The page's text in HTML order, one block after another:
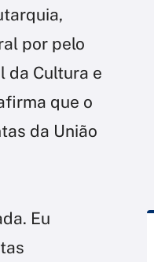
por pelo
da Cultura e
que o
da União
Eu